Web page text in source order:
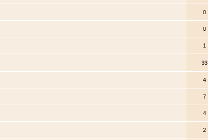
0
0
1
33
4
7
4
2